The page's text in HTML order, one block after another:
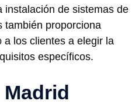
instalación de sistemas de
también proporciona
a los clientes a elegir la
específicos.